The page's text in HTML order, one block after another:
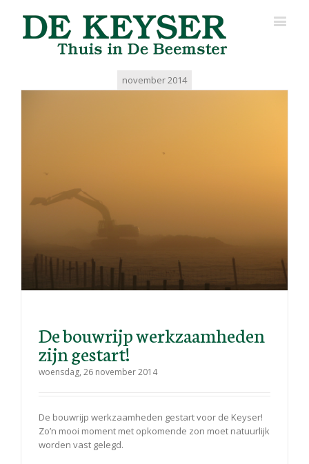
november 2014
De bouwrijp werkzaamheden
zijn gestart!
woensdag, 26 november 2014
De bouwrijp werkzaamheden gestart voor de Keyser!
Zo’n mooi moment met opkomende zon moet natuurlijk
worden vast gelegd.